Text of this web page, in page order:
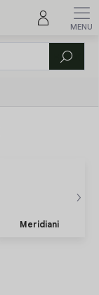
Hľadať
Meridiani